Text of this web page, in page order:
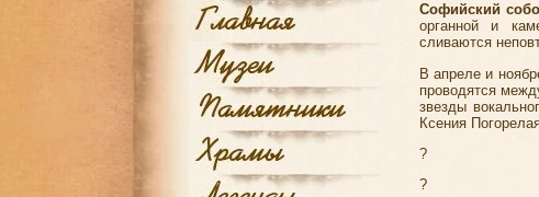
Софийский
органной и
сливаются
В апреле и
проводятся
звезды
Ксения
?
?